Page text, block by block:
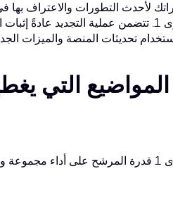
لأحدث التطورات والاعتراف بها
التي